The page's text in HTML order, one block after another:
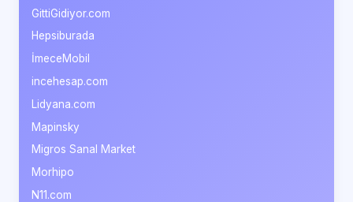
GittiGidiyor.com
Hepsiburada
İmeceMobil
incehesap.com
Lidyana.com
Mapinsky
Migros Sanal Market
Morhipo
N11.com